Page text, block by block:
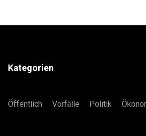
Kategorien
Öffentlich Vorfälle Politik